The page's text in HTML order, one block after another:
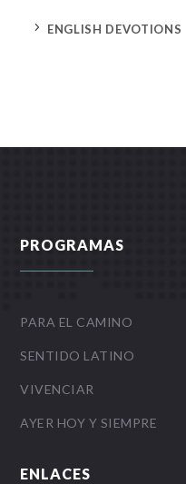
5 ENGLISH DEVOTIONS
PROGRAMAS
PARA EL CAMINO
SENTIDO LATINO
VIVENCIAR
AYER HOY Y SIEMPRE
ENLACES